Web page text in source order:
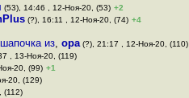
(53), 14:46 , 12-Ноя-20, (53) +2
(?), 16:11 , 12-Ноя-20, (74) +4
из, opa (?), 21:17 , 12-Ноя-20, (110)
, 13-Ноя-20, (119)
20, (99) +1
20, (129)
(112)